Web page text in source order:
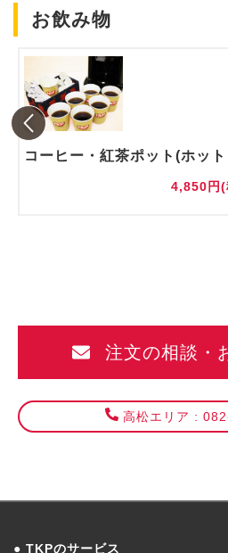
お飲み物
4,850円(
注文の相談・
高松エリア :
TKPのサービス